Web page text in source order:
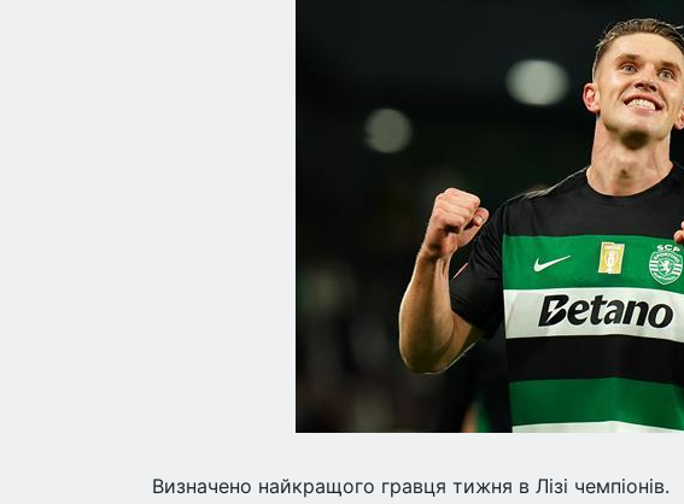
Визначено найкращого гравця тижня в Лізі чемпіонів.